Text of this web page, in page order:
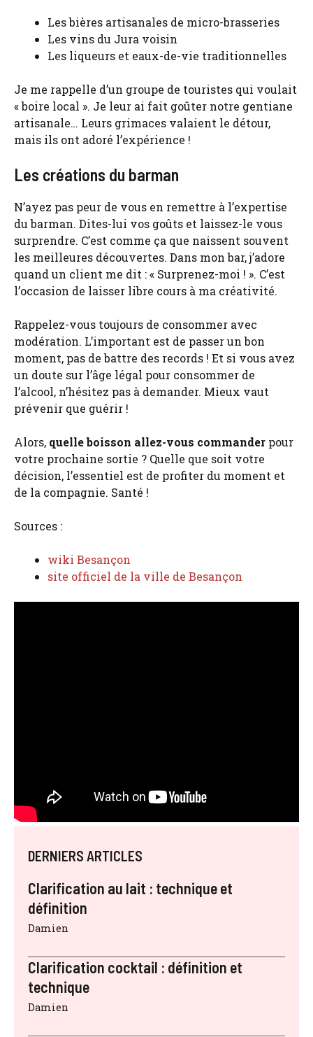
Les bières artisanales de micro-brasseries
Les vins du Jura voisin
Les liqueurs et eaux-de-vie traditionnelles
Je me rappelle d’un groupe de touristes qui voulait
« boire local ». Je leur ai fait goûter notre gentiane
artisanale… Leurs grimaces valaient le détour,
mais ils ont adoré l’expérience !
Les créations du barman
N’ayez pas peur de vous en remettre à l’expertise
du barman. Dites-lui vos goûts et laissez-le vous
surprendre. C’est comme ça que naissent souvent
les meilleures découvertes. Dans mon bar, j’adore
quand un client me dit : « Surprenez-moi ! ». C’est
l’occasion de laisser libre cours à ma créativité.
Rappelez-vous toujours de consommer avec
modération. L’important est de passer un bon
moment, pas de battre des records ! Et si vous avez
un doute sur l’âge légal pour consommer de
l’alcool, n’hésitez pas à demander. Mieux vaut
prévenir que guérir !
Alors, quelle boisson allez-vous commander pour
votre prochaine sortie ? Quelle que soit votre
décision, l’essentiel est de profiter du moment et
de la compagnie. Santé !
Sources :
wiki Besançon
site officiel de la ville de Besançon
DERNIERS ARTICLES
Clarification au lait : technique et
définition
Damien
Clarification cocktail : définition et
technique
Damien